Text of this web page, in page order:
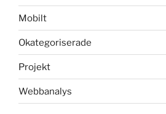
Mobilt
Okategoriserade
Projekt
Webbanalys